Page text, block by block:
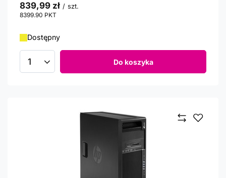
839,99 zł / szt.
8399.90 PKT
Dostępny
Ilość produktów Do koszyka